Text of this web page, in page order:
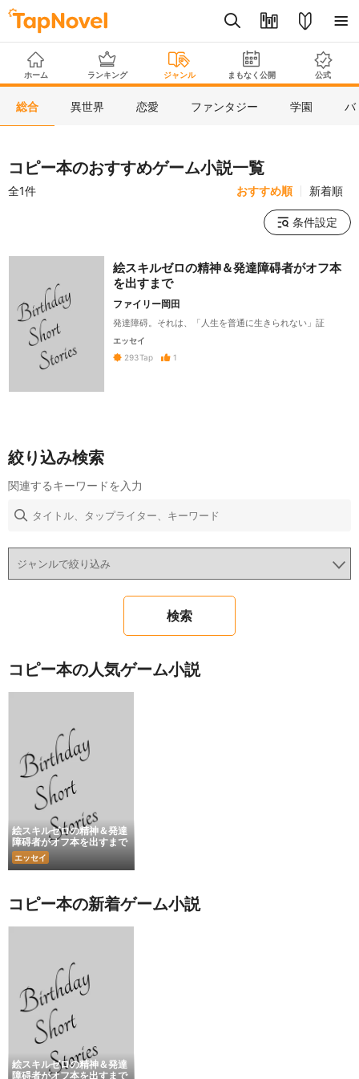
ホーム ランキング ジャンル まもなく公開 公式
総合 異世界 恋愛 ファンタジー 学園 バ
コピー本のおすすめゲーム小説一覧
全1件 おすすめ順 新着順
条件設定
絵スキルゼロの精神＆発達障碍者がオフ本
を出すまで
ファイリー岡田
発達障碍。それは、「人生を普通に生きられない」証
エッセイ
293Tap 1
絞り込み検索
関連するキーワードを入力
コピー本の人気ゲーム小説
絵スキルゼロの精神＆発達
障碍者がオフ本を出すまで
エッセイ
コピー本の新着ゲーム小説
絵スキルゼロの精神＆発達
障碍者がオフ本を出すまで